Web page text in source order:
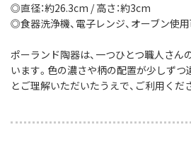
◎直径：約26.3cm / 高さ：約3cm
◎食器洗浄機、電子レンジ、オーブン使用
ポーランド陶器は、一つひとつ職人さん
います。色の濃さや柄の配置が少しずつ
とご理解いただいたうえで、ご利用くだ